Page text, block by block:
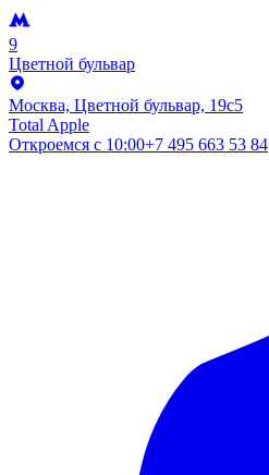
9
Цветной бульвар
Москва, Цветной бульвар, 19c5
Total Apple
Откроемся с 10:00+7 495 663 53 84